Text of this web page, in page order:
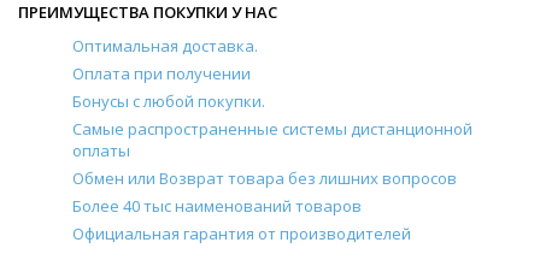
ПРЕИМУЩЕСТВА ПОКУПКИ У НАС
Оптимальная доставка.
Оплата при получении
Бонусы с любой покупки.
Самые распространенные системы дистанционной
оплаты
Обмен или Возврат товара без лишних вопросов
Более 40 тыс наименований товаров
Официальная гарантия от производителей